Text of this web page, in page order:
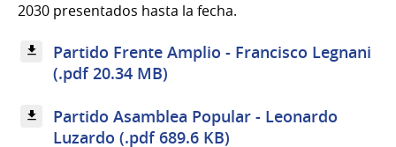
2030 presentados hasta la fecha.
Partido Frente Amplio - Francisco Legnani
(.pdf 20.34 MB)
Partido Asamblea Popular - Leonardo
Luzardo (.pdf 689.6 KB)